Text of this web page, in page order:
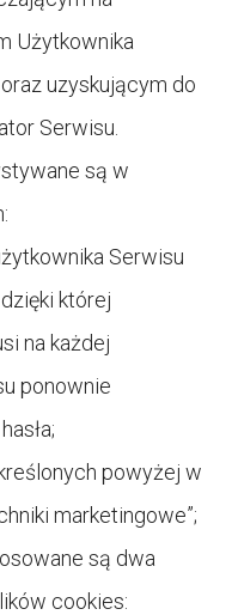
Użytkownika
uzyskującym do
Serwisu.
są w
Serwisu
której
na każdej
ponownie
powyżej w
marketingowe”;
są dwa
cookies: